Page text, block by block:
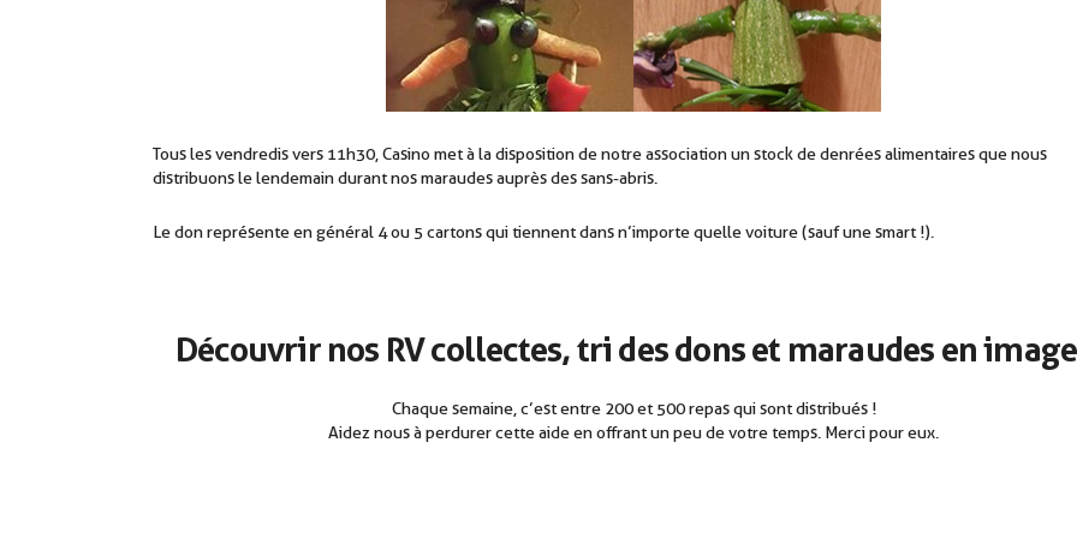
Tous les vendredis vers 11h30, Casino met à la disposition de notre association un stock de denrées alimentaires que nous
distribuons le lendemain durant nos maraudes auprès des sans-abris.
Le don représente en général 4 ou 5 cartons qui tiennent dans n’importe quelle voiture (sauf une smart !).
Découvrir nos RV collectes, tri des dons et maraudes en
Chaque semaine, c’est entre 200 et 500 repas qui sont distribués !
Aidez nous à perdurer cette aide en offrant un peu de votre temps. Merci pour eux.